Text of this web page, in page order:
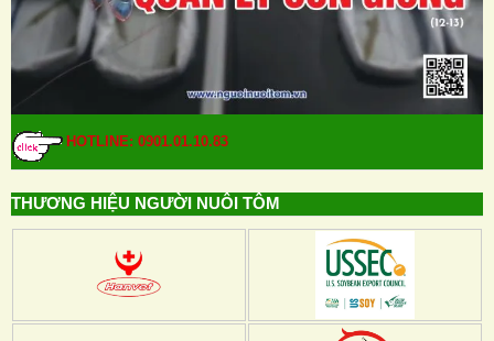
HOTLINE: 0901.01.10.83
THƯƠNG HIỆU NGƯỜI NUÔI TÔM